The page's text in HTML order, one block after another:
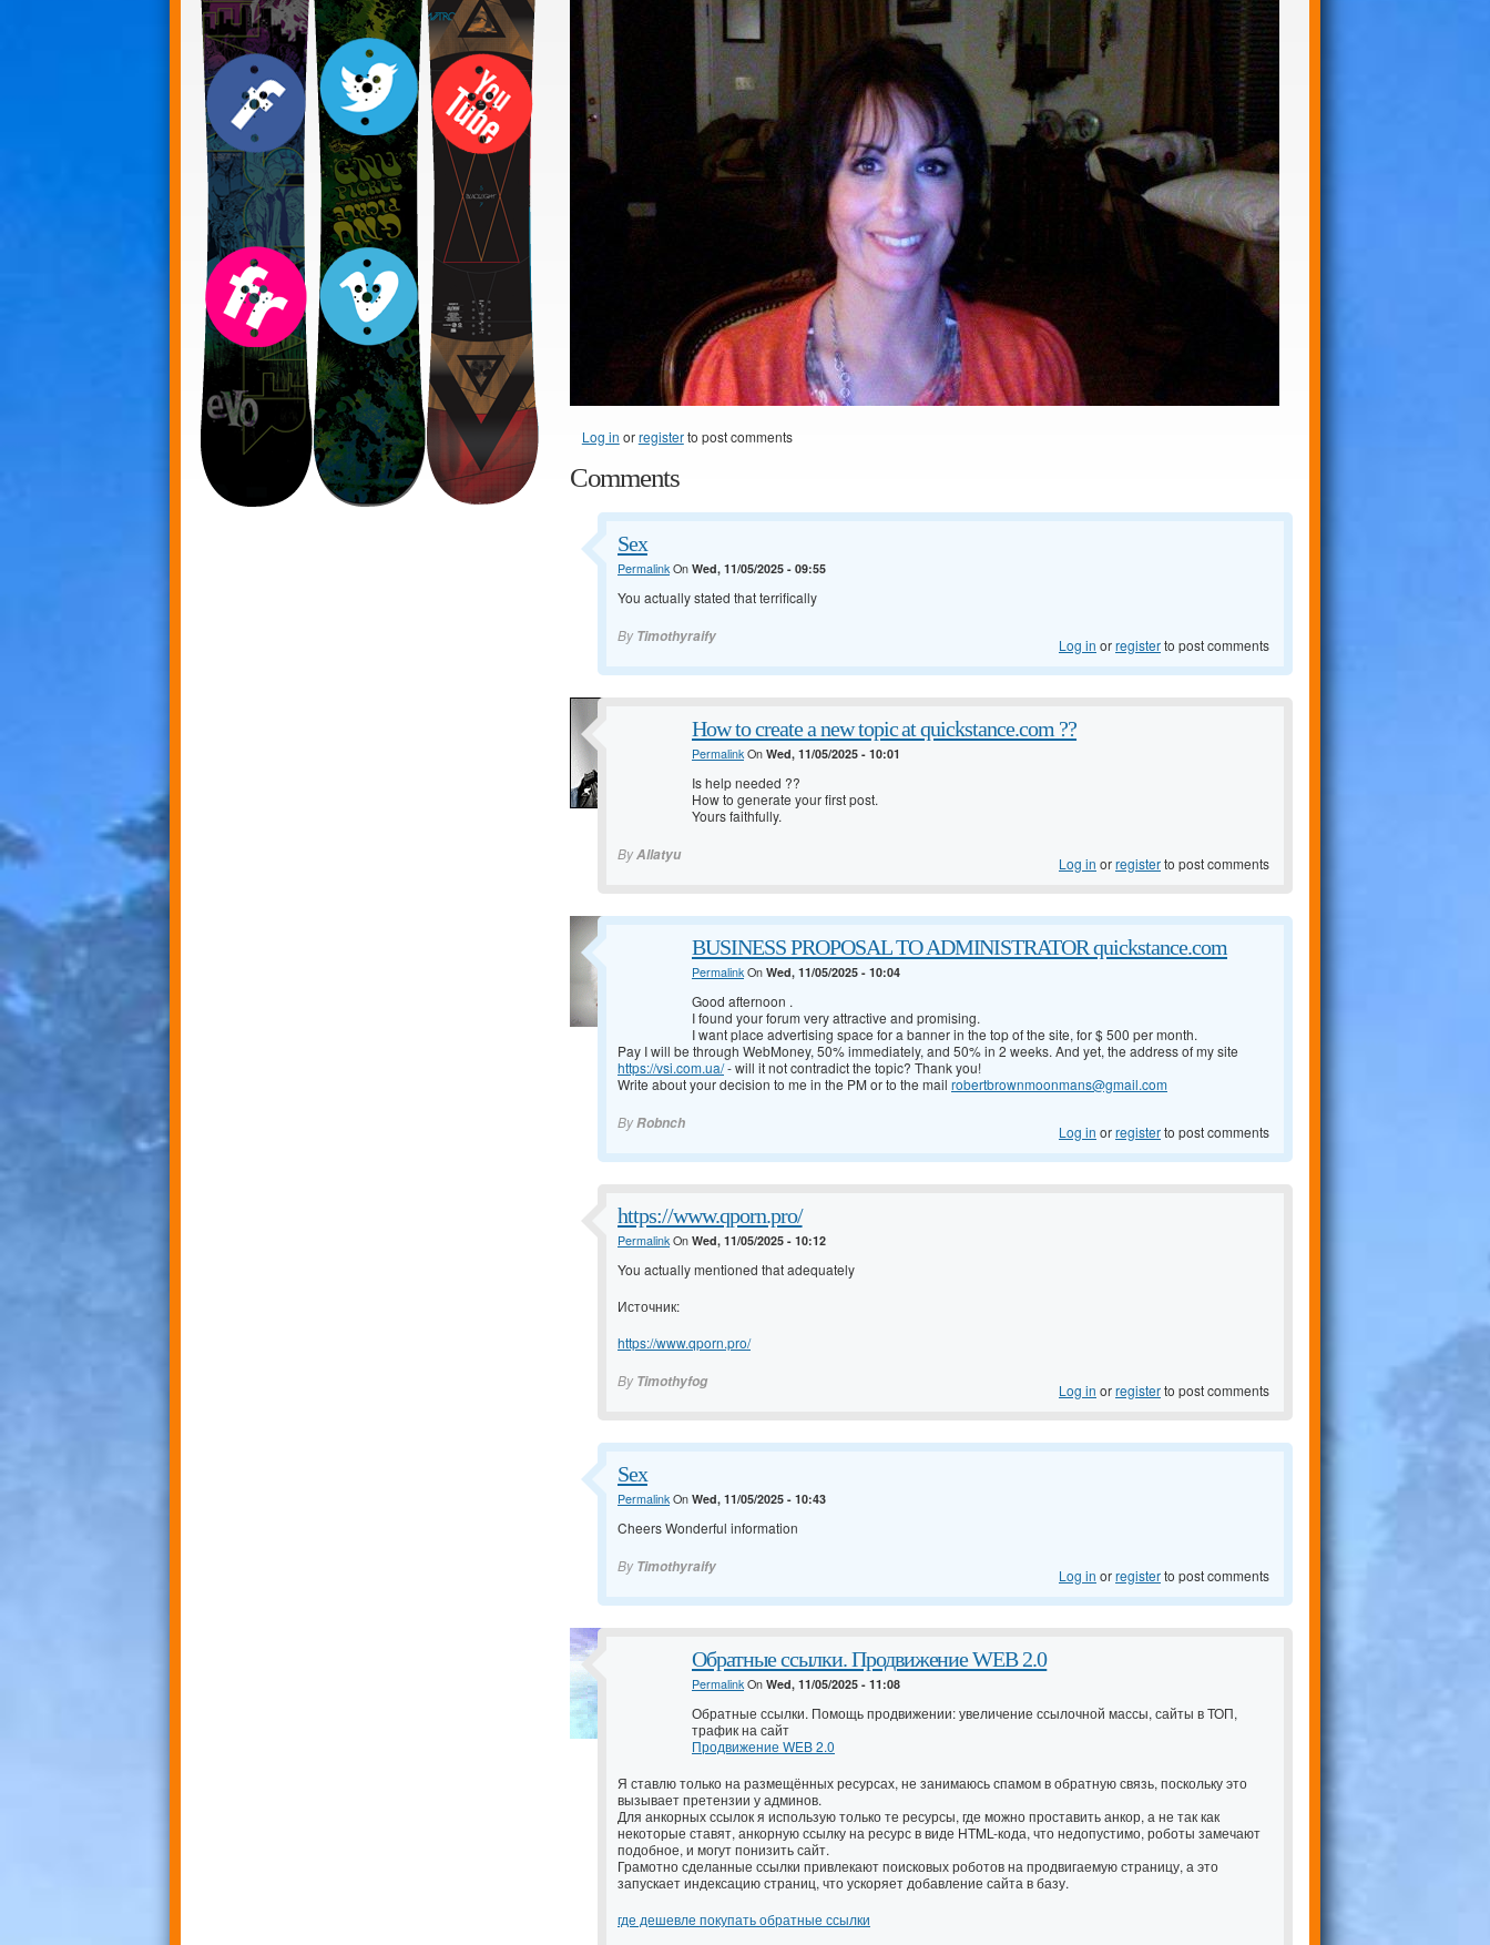
Log in orregisterto post comments
Comments
Sex
PermalinkOn Wed, 11/05/2025 - 09:55
You actually stated that terrifically
By Timothyraify Log in orregisterto post comments
How to create a new topic at quickstance.com ??
PermalinkOn Wed, 11/05/2025 - 10:01
Is help needed ??
How to generate your first post.
Yours faithfully.
ByAllatyu Log in orregisterto post comments
BUSINESS PROPOSAL TO ADMINISTRATOR quickstance.com
PermalinkOn Wed, 11/05/2025 - 10:04
Good afternoon .
I found your forum very attractive and promising.
I want place advertising space for a banner in the top of the site, for $ 500 per month.
Pay I will be through WebMoney, 50% immediately, and 50% in 2 weeks. And yet, the address of my site
https://vsi.com.ua/- will it not contradict the topic? Thank you!
Write about your decision to me in the PM or to the mail robertbrownmoonmans@gmail.com
ByRobnch Log in orregisterto post comments
https://www.qporn.pro/
PermalinkOn Wed, 11/05/2025 - 10:12
You actually mentioned that adequately
Источник:
https://www.qporn.pro/
By Timothyfog Log in orregisterto post comments
Sex
PermalinkOn Wed, 11/05/2025 - 10:43
Cheers Wonderful information
By Timothyraify Log in orregisterto post comments
Обратные ссылки. Продвижение WEB 2.0
PermalinkOn Wed, 11/05/2025 - 11:08
Обратные ссылки. Помощь продвижении: увеличение ссылочной массы, сайты в ТОП,
трафик на сайт
Продвижение WEB 2.0
Я ставлю только на размещённых ресурсах, не занимаюсь спамом в обратную связь, поскольку это
вызывает претензии у админов.
Для анкорных ссылок я использую только те ресурсы, где можно проставить анкор, а не так как
некоторые ставят, анкорную ссылку на ресурс в виде HTML-кода, что недопустимо, роботы замечают
подобное, и могут понизить сайт.
Грамотно сделанные ссылки привлекают поисковых роботов на продвигаемую страницу, а это
запускает индексацию страниц, что ускоряет добавление сайта в базу.
где дешевле покупать обратные ссылки